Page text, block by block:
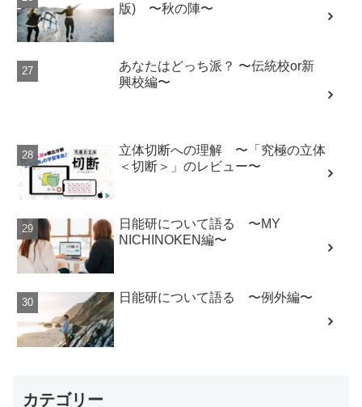
版) 〜秋の陣〜
あなたはどっち派？ 〜伝統校or新
興校編〜
立体切断への理解 〜「究極の立体
＜切断＞」のレビュー〜
日能研について語る 〜MY
NICHINOKEN編〜
日能研について語る 〜例外編〜
カテゴリー